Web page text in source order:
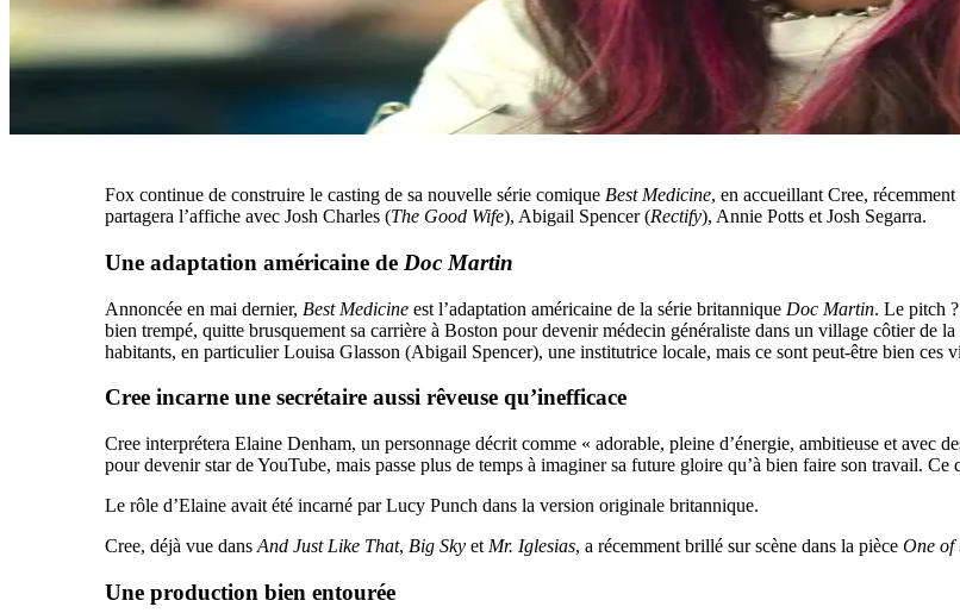
Fox continue de construire le casting de sa nouvelle série comique Best Medicine, en accueillant Cree, récemment
partagera l’affiche avec Josh Charles (The Good Wife), Abigail Spencer (Rectify), Annie Potts et Josh Segarra.
Une adaptation américaine de Doc Martin
Annoncée en mai dernier, Best Medicine est l’adaptation américaine de la série britannique Doc Martin. Le pitch
bien trempé, quitte brusquement sa carrière à Boston pour devenir médecin généraliste dans un village côtier de
habitants, en particulier Louisa Glasson (Abigail Spencer), une institutrice locale, mais ce sont peut-être bien
Cree incarne une secrétaire aussi rêveuse qu’inefficace
Cree interprétera Elaine Denham, un personnage décrit comme « adorable, pleine d’énergie, ambitieuse et avec
pour devenir star de YouTube, mais passe plus de temps à imaginer sa future gloire qu’à bien faire son travail.
Le rôle d’Elaine avait été incarné par Lucy Punch dans la version originale britannique.
Cree, déjà vue dans And Just Like That, Big Sky et Mr. Iglesias, a récemment brillé sur scène dans la pièce One of
Une production bien entourée